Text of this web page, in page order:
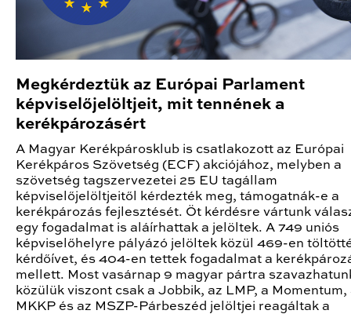
Megkérdeztük az Európai Parlament
képviselőjelöltjeit, mit tennének a
kerékpározásért
A Magyar Kerékpárosklub is csatlakozott az Európai
Kerékpáros Szövetség (ECF) akciójához, melyben a
szövetség tagszervezetei 25 EU tagállam
képviselőjelöltjeitől kérdezték meg, támogatnák-e a
kerékpározás fejlesztését. Öt kérdésre vártunk
egy fogadalmat is aláírhattak a jelöltek. A 749 uniós
képviselőhelyre pályázó jelöltek közül 469-en
kérdőívet, és 404-en tettek fogadalmat a
mellett. Most vasárnap 9 magyar pártra
közülük viszont csak a Jobbik, az LMP, a Momentum,
MKKP és az MSZP-Párbeszéd jelöltjei reagáltak a